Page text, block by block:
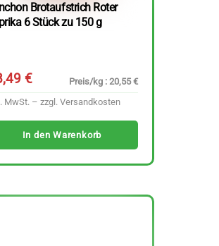
Brotaufstrich Roter
6 Stück zu 150 g
€
Preis/kg : 20,55 €
MwSt. – zzgl.Versandkosten
In den Warenkorb